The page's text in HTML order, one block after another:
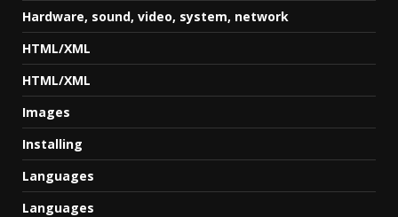
Hardware, sound, video, system, network
HTML/XML
HTML/XML
Images
Installing
Languages
Languages